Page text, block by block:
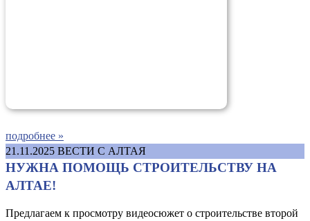
подробнее »
21.11.2025 ВЕСТИ С АЛТАЯ
НУЖНА ПОМОЩЬ СТРОИТЕЛЬСТВУ НА
АЛТАЕ!
Предлагаем к просмотру видеосюжет о строительстве второй